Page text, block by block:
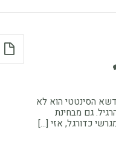
הסינטטי הוא לא
גם מבחינת
כדורגל, אזי […]